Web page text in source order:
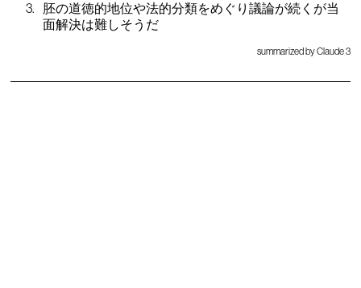
胚の道徳的地位や法的分類をめぐり議論が続くが当
面解決は難しそうだ
summarized by Claude 3